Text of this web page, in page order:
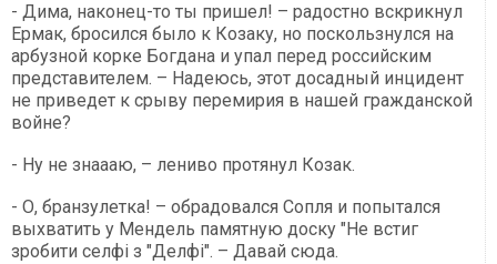
- Дима, наконец-то ты пришел! – радостно вскрикнул
Ермак, бросился было к Козаку, но поскользнулся на
арбузной корке Богдана и упал перед российским
представителем. – Надеюсь, этот досадный инцидент
не приведет к срыву перемирия в нашей гражданской
войне?
- Ну не знаааю, – лениво протянул Козак.
- О, бранзулетка! – обрадовался Сопля и попытался
выхватить у Мендель памятную доску "Не встиг
зробити селфі з "Делфі". – Давай сюда.